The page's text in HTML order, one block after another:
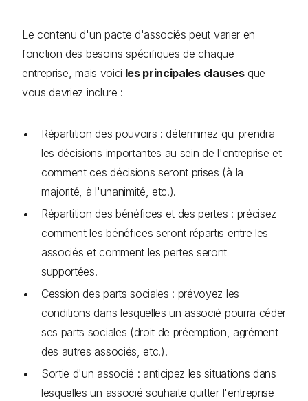
Le contenu d'un pacte d'associés peut varier en
fonction des besoins spécifiques de chaque
entreprise, mais voici les principales clausesque
vous devriez inclure :
Répartition des pouvoirs : déterminez qui prendra
les décisions importantes au sein de l'entreprise et
comment ces décisions seront prises (à la
majorité, à l'unanimité, etc.).
Répartition des bénéfices et des pertes : précisez
comment les bénéfices seront répartis entre les
associés et comment les pertes seront
supportées.
Cession des parts sociales : prévoyez les
conditions dans lesquelles un associé pourra céder
ses parts sociales (droit de préemption, agrément
des autres associés, etc.).
Sortie d'un associé : anticipez les situations dans
lesquelles un associé souhaite quitter l'entreprise